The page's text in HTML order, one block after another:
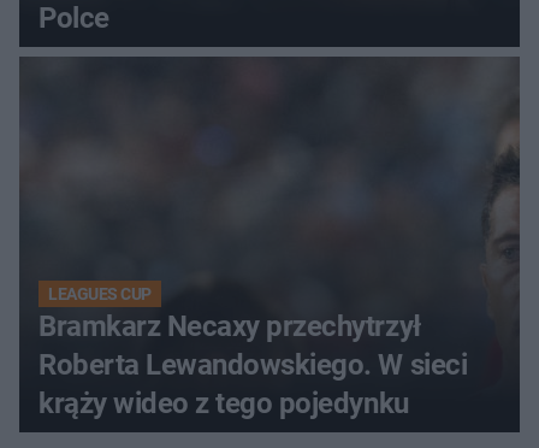
Polce
LEAGUES CUP
Bramkarz Necaxy przechytrzył
Roberta Lewandowskiego. W sieci
krąży wideo z tego pojedynku